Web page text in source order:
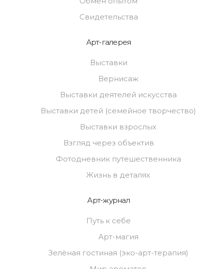
Свидетельства
Арт-галерея
Выставки
Вернисаж
Выставки деятелей искусства
Выставки детей (семейное творчество)
Выставки взрослых
Взгляд через объектив
Фотодневник путешественника
Жизнь в деталях
Арт-журнал
Путь к себе
Арт-магия
Зелёная гостиная (эко-арт-терапия)